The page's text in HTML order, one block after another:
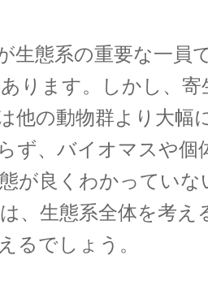
生態系の重要な一員
ります。しかし、寄
他の動物群より大幅
ず、バイオマスや個
が良くわかっていな
、生態系全体を考え
るでしょう。